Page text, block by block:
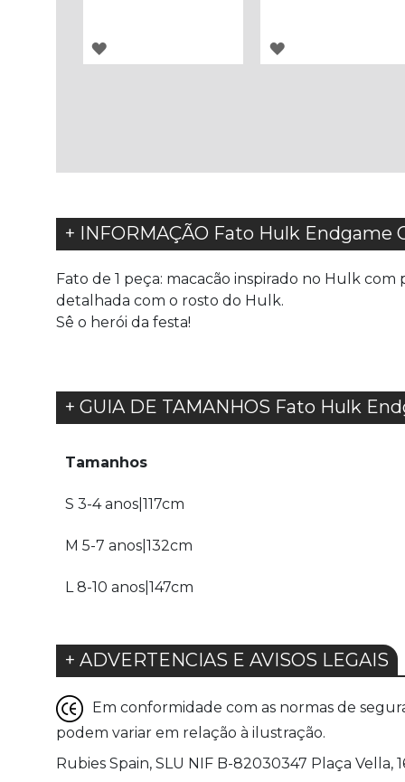
ADICIONAR
DESEJOS
ADICIONAR
DESEJOS
+ INFORMAÇÃO Fato Hulk Endgame
Fato de 1 peça: macacão inspirado no Hulk
detalhada com o rosto do Hulk.
Sê o herói da festa!
+ GUIA DE TAMANHOS Fato Hulk
Tamanhos
S 3-4 anos|117cm
M 5-7 anos|132cm
L 8-10 anos|147cm
+ ADVERTENCIAS E AVISOS LEGAIS
Em conformidade com as normas de
podem variar em relação à ilustração.
Rubies Spain, SLU NIF B-82030347 Plaça Vella,